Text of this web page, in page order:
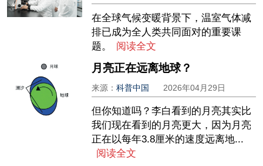
在全球气候变暖背景下，温室气体减
排已成为全人类共同面对的重要课
题。
阅读全文
月亮正在远离地球？
来源：科普中国 2026年04月29日
但你知道吗？李白看到的月亮其实比
我们现在看到的月亮更大，因为月亮
正在以每年3.8厘米的速度远离地...
阅读全文